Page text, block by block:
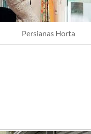
Persianas Horta